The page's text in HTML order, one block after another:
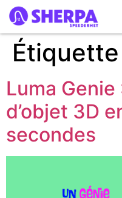
Luma
d’objet 3D
secondes